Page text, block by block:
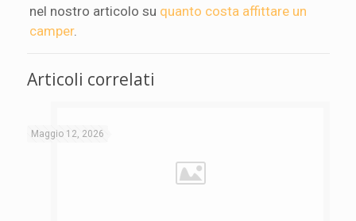
nel nostro articolo su quanto costa affittare un
camper.
Articoli correlati
Maggio 12, 2026